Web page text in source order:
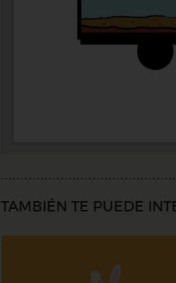
TAMBIÉN TE PUEDE